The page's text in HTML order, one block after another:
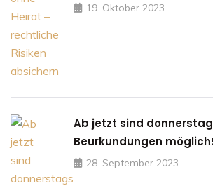
19. Oktober 2023
Ab jetzt sind
Beurkundungen
28. September 2023